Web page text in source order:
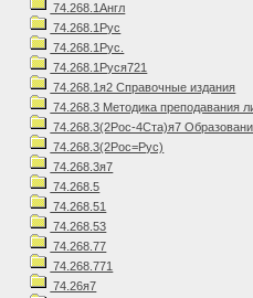
74.268.1Англ
74.268.1Рус
74.268.1Рус.
74.268.1Руся721
74.268.1я2 Справочные издания
74.268.3 Методика преподавания
74.268.3(2Рос-4Ста)я7
74.268.3(2Рос=Рус)
74.268.3я7
74.268.5
74.268.51
74.268.53
74.268.77
74.268.771
74.26я7